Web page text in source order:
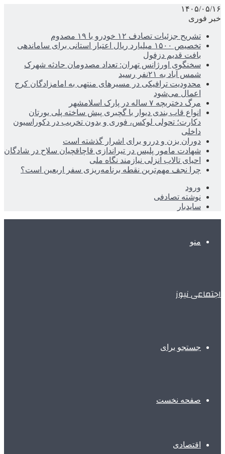
۱۴۰۵/۰۵/۱۶
خبر فوری
تشریح جزئیات تصادف ۱۲ خودرو با ۱۹ مصدوم
تخصیص ۱۵۰۰ میلیارد ریال اعتبار استانی برای ساماندهی
بافت قدیم دزفول
سخنگوی اورژانس تهران: تعداد مصدومان حادثه شهرک
شمس آباد به ۲۱نفر رسید
محدودیت ترافیکی در مسیرهای منتهی به امامزادگان کرج
اعمال می‌شود
مرگ دختربچه ۷ ساله در پارک اسلامشهر
انواع قاب بندی دیوار با گچبری پیش ساخته پلی یورتان
دکارت؛ تحولی لوکس، فوری و بدون تخریب در دکوراسیون
داخلی
دوران بزن و دررو برای اشرار گذشته است
شهادت مامور پلیس در تیراندازی قاچاقچیان سلاح در شادگان
احیای تالاب انزلی نیازمند نگاه ملی
چرا نجف مهم‌ترین نقطه برنامه‌ریزی سفر اربعین است؟
ورود
نوشته تصادفی
سایدبار
منو
اجتماعی نیوز
جستجو برای
صفحه نخست
اقتصادی